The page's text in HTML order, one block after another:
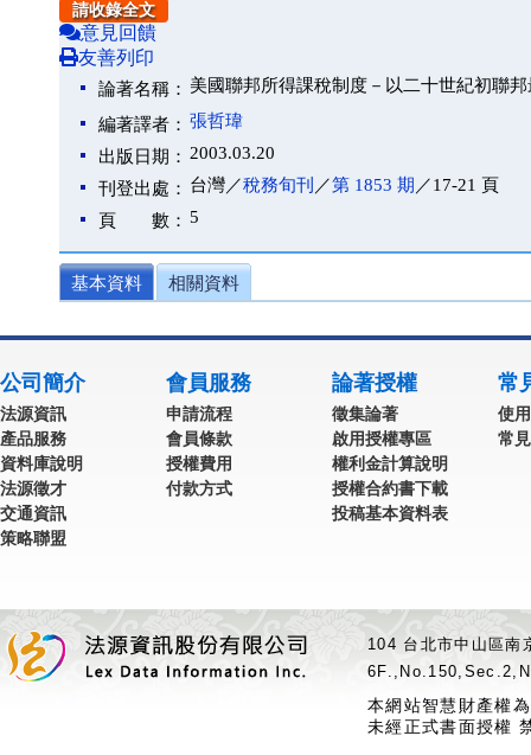
請收錄全文
意見回饋
友善列印
論著名稱： 美國聯邦所得課稅制度－以二十世紀初聯
編著譯者： 張哲瑋
出版日期： 2003.03.20
刊登出處： 台灣／稅務旬刊 ／第 1853 期 ／17-21 頁
頁 數： 5
基本資料 相關資料
公司簡介
法源資訊
產品服務
資料庫說明
法源徵才
交通資訊
策略聯盟
會員服務
申請流程
會員條款
授權費用
付款方式
論著授權
徵集論著
啟用授權專區
權利金計算說明
授權合約書下載
投稿基本資料表
常
使
常
104 台北市中山區
本網站智慧財產權
未經正式書面授權